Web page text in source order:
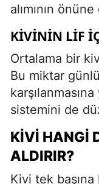
alımının
KIVININ LIF
Ortalama bir
Bu miktar
sistemini de
KIVI HANGI
ALDIRIR?
Kivi tek